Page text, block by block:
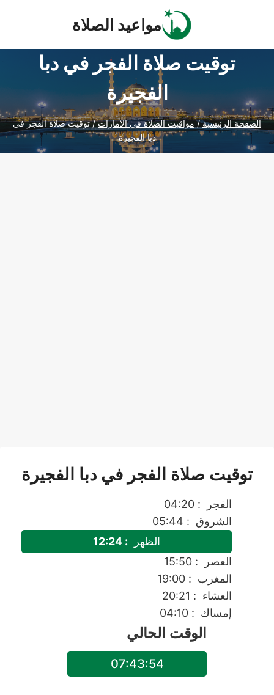
مواعيد الصلاة
توقيت صلاة الفجر في دبا
الفجيرة
الصفحة الرئيسية/مواقيت الصلاة في الامارات/توقيت صلاة الفجر في
دبا الفجيرة
توقيت صلاة الفجر في دبا الفجيرة
الفجر
: 04:20
الشروق : 05:44
الظهر
: 12:24
العصر
: 15:50
المغرب : 19:00
العشاء : 20:21
إمساك : 04:10
الوقت الحالي
07:43:54